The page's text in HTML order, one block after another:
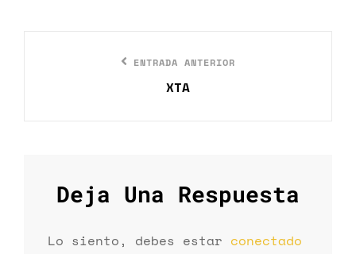
ENTRADA ANTERIOR
XTA
Deja Una Respuesta
Lo siento, debes estar conectado